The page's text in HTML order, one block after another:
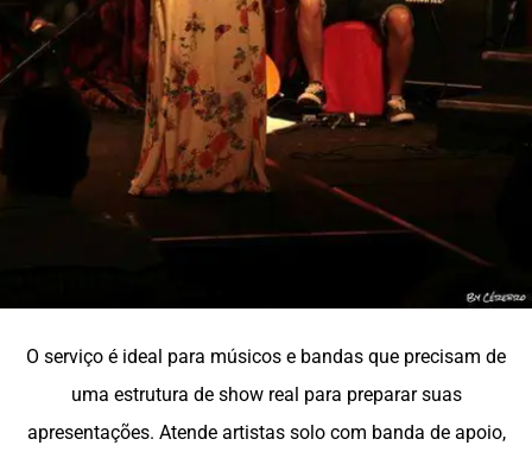
O serviço é ideal para músicos e bandas que precisam de
uma estrutura de show real para preparar suas
apresentações. Atende artistas solo com banda de apoio,